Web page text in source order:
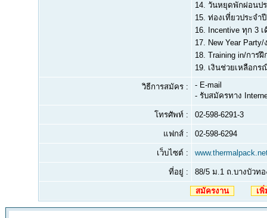
14. วันหยุดพักผ่อนป
15. ท่องเที่ยวประจำปี
16. Incentive ทุก 3
17. New Year
18. Training in/การ
19. เงินช่วยเหลือกร
วิธีการสมัคร :
- E-mail
- รับสมัครทาง
โทรศัพท์ : 02-598-6291-3
แฟกส์ : 02-598-6294
เว็บไซต์ :
ที่อยู่ : 88/5 ม.1 ถ.บางบัวท
สมัครงาน เ